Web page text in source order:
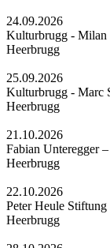
24.09.2026
Kulturbrugg -
Heerbrugg
25.09.2026
Kulturbrugg - Marc
Heerbrugg
21.10.2026
Fabian Unteregger
Heerbrugg
22.10.2026
Peter Heule
Heerbrugg